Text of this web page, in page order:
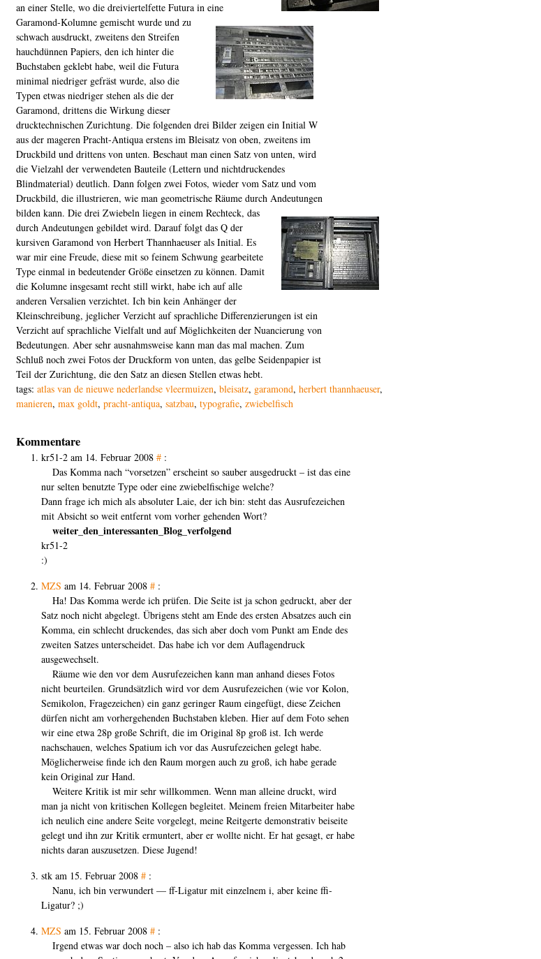
an einer Stelle, wo die dreiviertelfette Futura in eine
Garamond-Kolumne gemischt wurde und zu
schwach ausdruckt, zweitens den Streifen
hauchdünnen Papiers, den ich hinter die
Buchstaben geklebt habe, weil die Futura
minimal niedriger gefräst wurde, also die
Typen etwas niedriger stehen als die der
Garamond, drittens die Wirkung dieser
drucktechnischen Zurichtung. Die folgenden drei Bilder zeigen ein Initial W
aus der mageren Pracht-Antiqua erstens im Bleisatz von oben, zweitens im
Druckbild und drittens von unten. Beschaut man einen Satz von unten, wird
die Vielzahl der verwendeten Bauteile (Lettern und nichtdruckendes
Blindmaterial) deutlich. Dann folgen zwei Fotos, wieder vom Satz und vom
Druckbild, die illustrieren, wie man geometrische Räume durch Andeutungen
bilden kann. Die drei Zwiebeln liegen in einem Rechteck, das
durch Andeutungen gebildet wird. Darauf folgt das Q der
kursiven Garamond von Herbert Thannhaeuser als Initial. Es
war mir eine Freude, diese mit so feinem Schwung gearbeitete
Type einmal in bedeutender Größe einsetzen zu können. Damit
die Kolumne insgesamt recht still wirkt, habe ich auf alle
anderen Versalien verzichtet. Ich bin kein Anhänger der
Kleinschreibung, jeglicher Verzicht auf sprachliche Differenzierungen ist ein
Verzicht auf sprachliche Vielfalt und auf Möglichkeiten der Nuancierung von
Bedeutungen. Aber sehr ausnahmsweise kann man das mal machen. Zum
Schluß noch zwei Fotos der Druckform von unten, das gelbe Seidenpapier ist
Teil der Zurichtung, die den Satz an diesen Stellen etwas hebt.
tags: atlas van de nieuwe nederlandse vleermuizen, bleisatz, garamond, herbert thannhaeuser,
manieren, max goldt, pracht-antiqua, satzbau, typografie, zwiebelfisch
Kommentare
kr51-2 am 14. Februar 2008 # :
Das Komma nach “vorsetzen” erscheint so sauber ausgedruckt – ist das eine
nur selten benutzte Type oder eine zwiebelfischige welche?
Dann frage ich mich als absoluter Laie, der ich bin: steht das Ausrufezeichen
mit Absicht so weit entfernt vom vorher gehenden Wort?
weiter_den_interessanten_Blog_verfolgend
kr51-2
:)
MZS am 14. Februar 2008 # :
Ha! Das Komma werde ich prüfen. Die Seite ist ja schon gedruckt, aber der
Satz noch nicht abgelegt. Übrigens steht am Ende des ersten Absatzes auch ein
Komma, ein schlecht druckendes, das sich aber doch vom Punkt am Ende des
zweiten Satzes unterscheidet. Das habe ich vor dem Auflagendruck
ausgewechselt.
Räume wie den vor dem Ausrufezeichen kann man anhand dieses Fotos
nicht beurteilen. Grundsätzlich wird vor dem Ausrufezeichen (wie vor Kolon,
Semikolon, Fragezeichen) ein ganz geringer Raum eingefügt, diese Zeichen
dürfen nicht am vorhergehenden Buchstaben kleben. Hier auf dem Foto sehen
wir eine etwa 28p große Schrift, die im Original 8p groß ist. Ich werde
nachschauen, welches Spatium ich vor das Ausrufezeichen gelegt habe.
Möglicherweise finde ich den Raum morgen auch zu groß, ich habe gerade
kein Original zur Hand.
Weitere Kritik ist mir sehr willkommen. Wenn man alleine druckt, wird
man ja nicht von kritischen Kollegen begleitet. Meinem freien Mitarbeiter habe
ich neulich eine andere Seite vorgelegt, meine Reitgerte demonstrativ beiseite
gelegt und ihn zur Kritik ermuntert, aber er wollte nicht. Er hat gesagt, er habe
nichts daran auszusetzen. Diese Jugend!
stk am 15. Februar 2008 # :
Nanu, ich bin verwundert — ff-Ligatur mit einzelnem i, aber keine ffi-
Ligatur? ;)
MZS am 15. Februar 2008 # :
Irgend etwas war doch noch – also ich hab das Komma vergessen. Ich hab